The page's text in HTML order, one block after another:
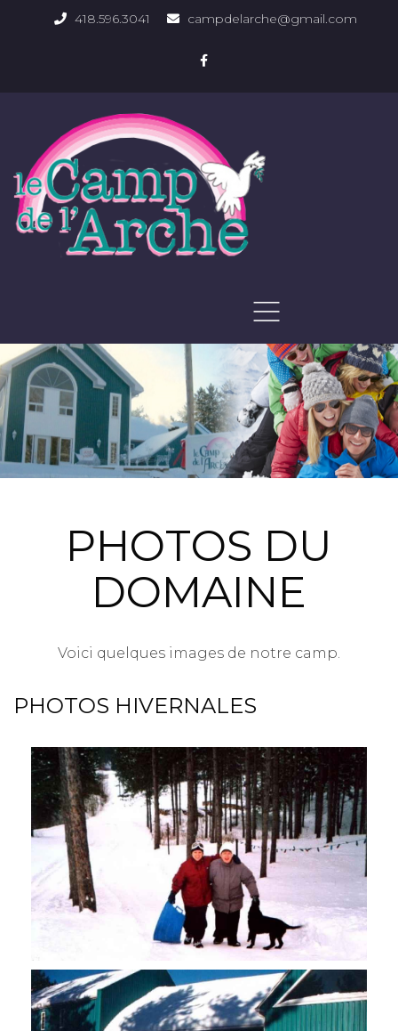
418.596.3041 campdelarche@gmail.com
PHOTOS DU DOMAINE
PHOTOS DU
DOMAINE
Voici quelques images de notre camp.
PHOTOS HIVERNALES